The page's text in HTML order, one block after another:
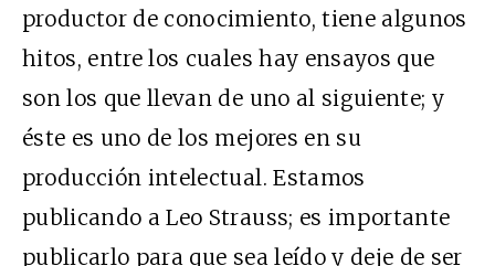
productor de conocimiento, tiene algunos
hitos, entre los cuales hay ensayos que
son los que llevan de uno al siguiente; y
éste es uno de los mejores en su
producción intelectual. Estamos
publicando a Leo Strauss; es importante
publicarlo para que sea leído y deje de ser